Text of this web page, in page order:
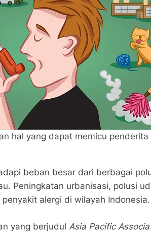
hal yang dapat memicu penderita
beban besar dari berbagai
Peningkatan urbanisasi, polusi
alergi di wilayah Indonesia.
yang berjudul Asia Pacific